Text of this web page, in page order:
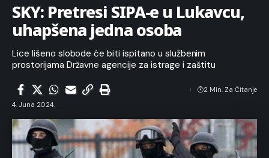
SKY: Pretresi SIPA-e u Lukavcu,
uhapšena jedna osoba
Lice lišeno slobode će biti ispitano u službenim
prostorijama Državne agencije za istrage i zaštitu
4. Juna 2024.
2 Min. Za Čitanje